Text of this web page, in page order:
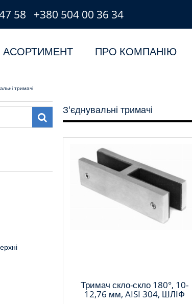
58 +380 504 00 36 34
АСОРТИМЕНТ ПРО КОМПАНІЮ
тримачі
З'єднувальні тримачі
Тримач скло-скло 180°, 10-
12,76 мм, AISI 304, ШЛІФ